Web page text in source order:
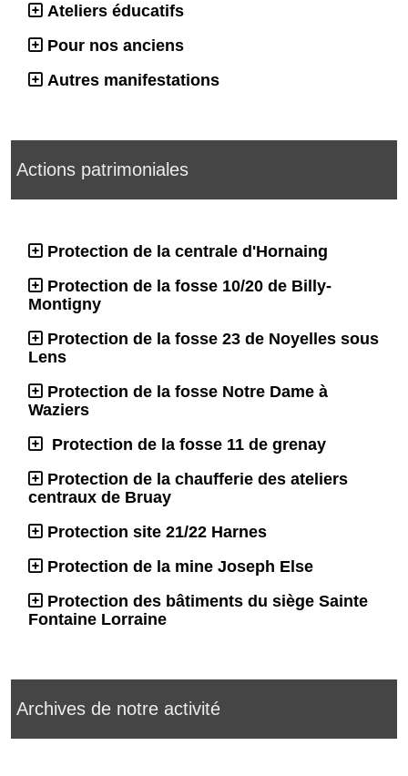
Ateliers éducatifs
Pour nos anciens
Autres manifestations
Actions patrimoniales
Protection de la centrale d'Hornaing
Protection de la fosse 10/20 de Billy-
Montigny
Protection de la fosse 23 de Noyelles sous
Lens
Protection de la fosse Notre Dame à
Waziers
Protection de la fosse 11 de grenay
Protection de la chaufferie des ateliers
centraux de Bruay
Protection site 21/22 Harnes
Protection de la mine Joseph Else
Protection des bâtiments du siège Sainte
Fontaine Lorraine
Archives de notre activité